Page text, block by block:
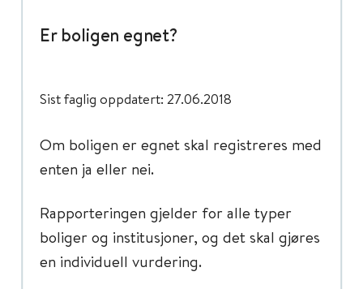
Er boligen egnet?
Sist faglig oppdatert: 27.06.2018
Om boligen er egnet skal registreres med
enten ja eller nei.
Rapporteringen gjelder for alle typer
boliger og institusjoner, og det skal gjøres
en individuell vurdering.